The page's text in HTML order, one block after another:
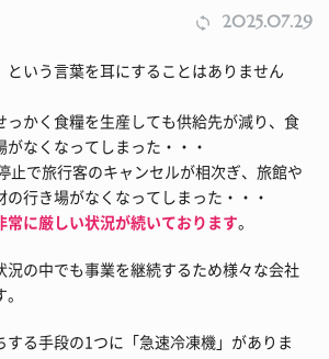
2025.07.29
という言葉を耳にすることはありません
っかく食糧を生産しても供給先が減り、食
なくなってしまった・・・
止で旅行客のキャンセルが相次ぎ、旅館や
行き場がなくなってしまった・・・
常に厳しい状況が続いております。
況の中でも事業を継続するため様々な会社
する手段の1つに「急速冷凍機」がありま